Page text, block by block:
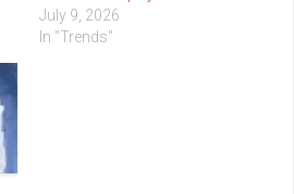
July 9, 2026
In "Trends"